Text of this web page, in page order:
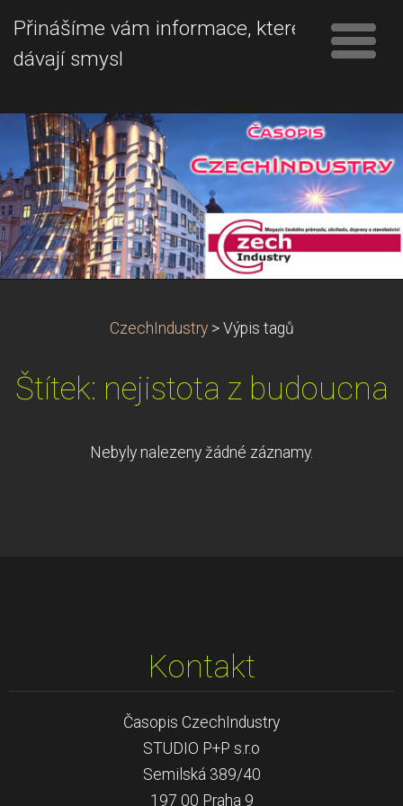
Přinášíme vám informace, které
dávají smysl
CzechIndustry > Výpis tagů
Štítek: nejistota z budoucna
Nebyly nalezeny žádné záznamy.
Kontakt
Časopis CzechIndustry
STUDIO P+P s.r.o
Semilská 389/40
197 00 Praha 9